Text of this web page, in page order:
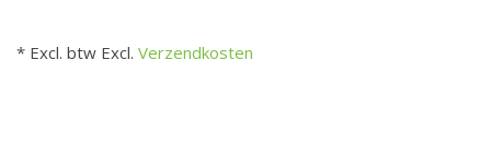
* Excl. btw Excl. Verzendkosten